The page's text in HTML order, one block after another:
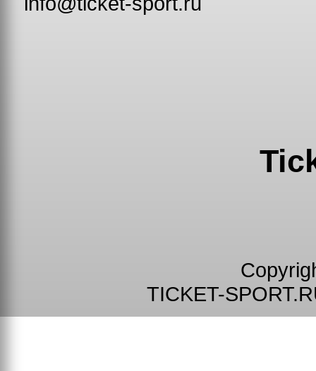
TICKET-